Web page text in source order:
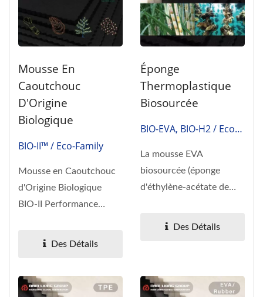
Mousse En
Caoutchouc
D'Origine
Biologique
BIO-II™ / Eco-Family
Mousse en Caoutchouc
d'Origine Biologique
BIO-II Performance
Naturelle Vous...
Des Détails
Éponge
Thermoplastique
Biosourcée
BIO-EVA, BIO-H2 / Eco-
La mousse EVA
biosourcée (éponge
d'éthylène-acétate de
Des Détails